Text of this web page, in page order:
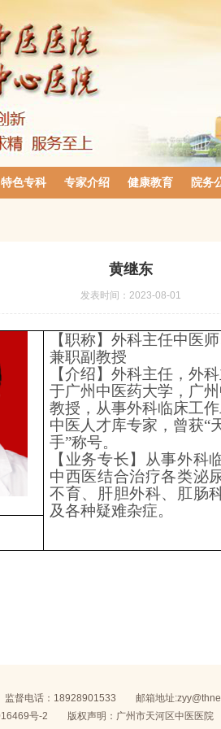
特色专科 专家介绍 健康教育 院务
黄继东
发表时间： 2023-08-01
【职称】外科主任中医
兼职副教授
【介绍】外科主任，外
于广州中医药大学，广
教授，从事外科临床工
中医人才库专家，曾获“
手”称号。
【业务专长】从事外科
中西医结合治疗各类泌
不育、肝胆外科、肛肠
及各种疑难杂症。